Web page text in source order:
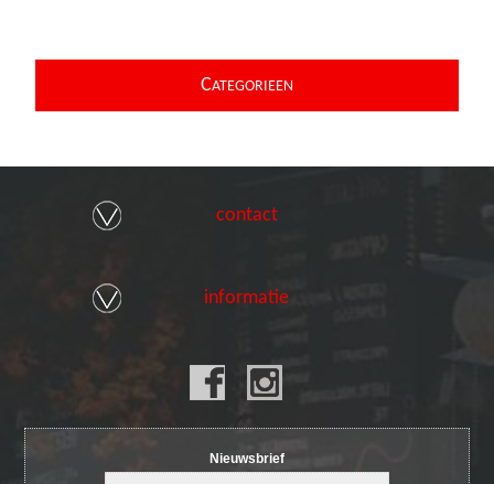
CATEGORIEEN
contact
informatie
Nieuwsbrief